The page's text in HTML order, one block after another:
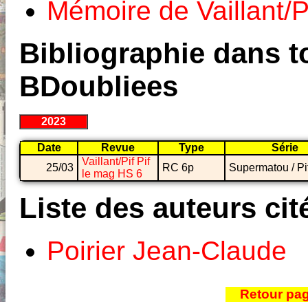
Mémoire de Vaillant/
Bibliographie dans
BDoubliees
2023
Date Revue Type
Série
25/03
Vaillant/Pif Pif
le mag HS 6
RC 6p Supermatou /
Liste des auteurs
Poirier Jean-Claude
Retour